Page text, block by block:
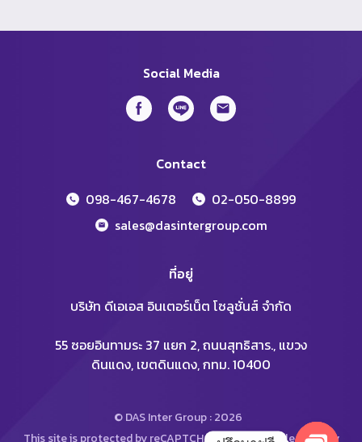
Social Media
Contact
098-467-4678
02-050-8899
sales@dasintergroup.com
ที่อยู่
บริษัท ดีเอเอส อินเตอร์เน็ต โซลูชั่นส์ จำกัด
55 ซอยอินทามระ 37 แยก 2, ถนนสุทธิสาร., แขวง
ดินแดง, เขตดินแดง, กทม. 10400
© DAS Inter Group : 2026
This site is protected by reCAPTCHA and the Google Privacy